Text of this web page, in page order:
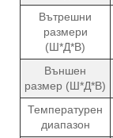
Вътрешни
размери
(Ш*Д*В)
Външен
размер (Ш*Д*В)
Температурен
диапазон